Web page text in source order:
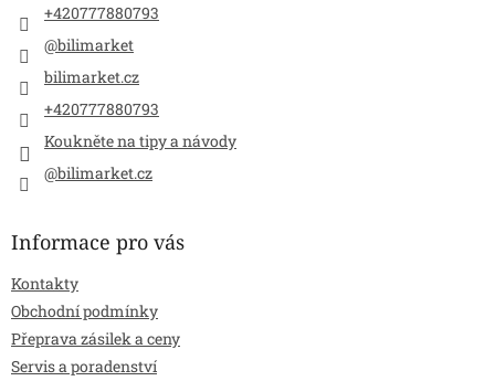
+420777880793
@bilimarket
bilimarket.cz
+420777880793
Koukněte na tipy a návody
@bilimarket.cz
Informace pro vás
Kontakty
Obchodní podmínky
Přeprava zásilek a ceny
Servis a poradenství